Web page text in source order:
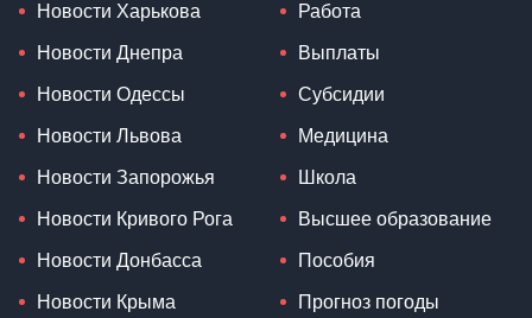
Новости Харькова
Новости Днепра
Новости Одессы
Новости Львова
Новости Запорожья
Новости Кривого Рога
Новости Донбасса
Новости Крыма
Работа
Выплаты
Субсидии
Медицина
Школа
Высшее образование
Пособия
Прогноз погоды